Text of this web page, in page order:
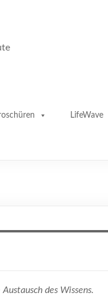
LifeWave
des Wissens.